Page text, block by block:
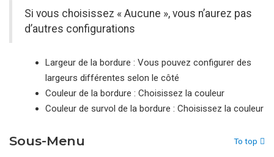
Si vous choisissez « Aucune », vous n’aurez pas
d’autres configurations
Largeur de la bordure : Vous pouvez configurer des
largeurs différentes selon le côté
Couleur de la bordure : Choisissez la couleur
Couleur de survol de la bordure : Choisissez la couleur
Sous-Menu To top